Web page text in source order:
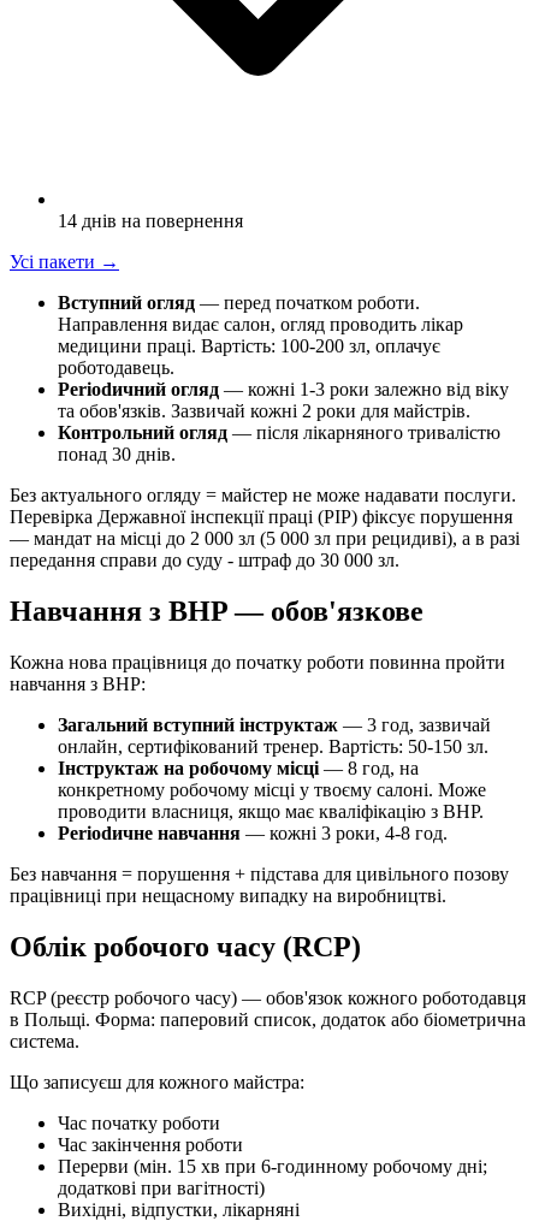
14 днів на повернення
Усі пакети →
Вступний огляд — перед початком роботи.
Направлення видає салон, огляд проводить лікар
медицини праці. Вартість: 100-200 зл, оплачує
роботодавець.
Periodичний огляд — кожні 1-3 роки залежно від віку
та обов'язків. Зазвичай кожні 2 роки для майстрів.
Контрольний огляд — після лікарняного тривалістю
понад 30 днів.
Без актуального огляду = майстер не може надавати послуги.
Перевірка Державної інспекції праці (PIP) фіксує порушення
— мандат на місці до 2 000 зл (5 000 зл при рецидиві), а в разі
передання справи до суду - штраф до 30 000 зл.
Навчання з BHP — обов'язкове
Кожна нова працівниця до початку роботи повинна пройти
навчання з BHP:
Загальний вступний інструктаж — 3 год, зазвичай
онлайн, сертифікований тренер. Вартість: 50-150 зл.
Інструктаж на робочому місці — 8 год, на
конкретному робочому місці у твоєму салоні. Може
проводити власниця, якщо має кваліфікацію з BHP.
Periodичне навчання — кожні 3 роки, 4-8 год.
Без навчання = порушення + підстава для цивільного позову
працівниці при нещасному випадку на виробництві.
Облік робочого часу (RCP)
RCP (реєстр робочого часу) — обов'язок кожного роботодавця
в Польщі. Форма: паперовий список, додаток або біометрична
система.
Що записуєш для кожного майстра:
Час початку роботи
Час закінчення роботи
Перерви (мін. 15 хв при 6-годинному робочому дні;
додаткові при вагітності)
Вихідні, відпустки, лікарняні